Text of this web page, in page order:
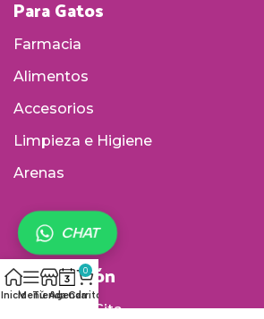
Para Gatos
Farmacia
Alimentos
Accesorios
Limpieza e Higiene
Arenas
Información
Agenda tu Cita
CHAT
InicioMenúTiendaAgenda
0
Carrito